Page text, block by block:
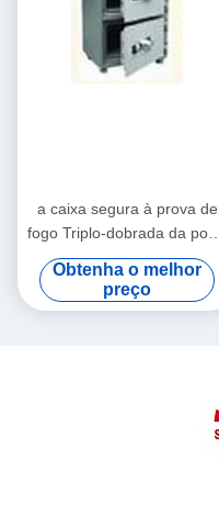
a caixa segura à prova de
fogo Triplo-dobrada da porta
com Risco-resiste o
revestimento do pó na placa
de aço de EGI/bandeja
Obtenha o melhor
preço